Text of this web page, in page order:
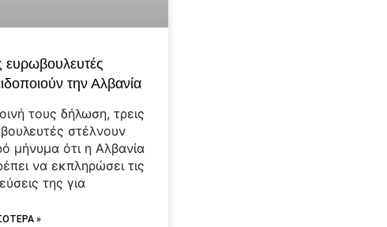
ευρωβουλευτές
την Αλβανία
τους δήλωση, τρεις
στέλνουν
μήνυμα ότι η Αλβανία
να εκπληρώσει τις
της για
»